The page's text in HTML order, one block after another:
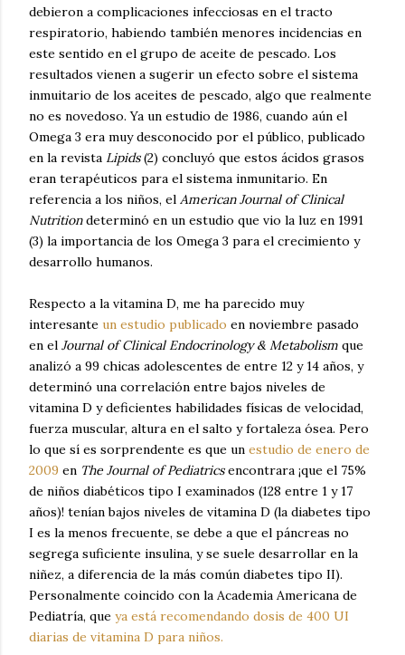
debieron a complicaciones infecciosas en el tracto
respiratorio, habiendo también menores incidencias en
este sentido en el grupo de aceite de pescado. Los
resultados vienen a sugerir un efecto sobre el sistema
inmuitario de los aceites de pescado, algo que realmente
no es novedoso. Ya un estudio de 1986, cuando aún el
Omega 3 era muy desconocido por el público, publicado
en la revista Lipids(2) concluyó que estos ácidos grasos
eran terapéuticos para el sistema inmunitario. En
referencia a los niños, el American Journal of Clinical
Nutritiondeterminó en un estudio que vio la luz en 1991
(3) la importancia de los Omega 3 para el crecimiento y
desarrollo humanos.
Respecto a la vitamina D, me ha parecido muy
interesante un estudio publicado en noviembre pasado
en el Journal of Clinical Endocrinology & Metabolism que
analizó a 99 chicas adolescentes de entre 12 y 14 años, y
determinó una correlación entre bajos niveles de
vitamina D y deficientes habilidades físicas de velocidad,
fuerza muscular, altura en el salto y fortaleza ósea. Pero
lo que sí es sorprendente es que un estudio de enero de
2009 en The Journal of Pediatricsencontrara ¡que el 75%
de niños diabéticos tipo I examinados (128 entre 1 y 17
años)! tenían bajos niveles de vitamina D (la diabetes tipo
I es la menos frecuente, se debe a que el páncreas no
segrega suficiente insulina, y se suele desarrollar en la
niñez, a diferencia de la más común diabetes tipo II).
Personalmente coincido con la Academia Americana de
Pediatría, que ya está recomendando dosis de 400 UI
diarias de vitamina D para niños.